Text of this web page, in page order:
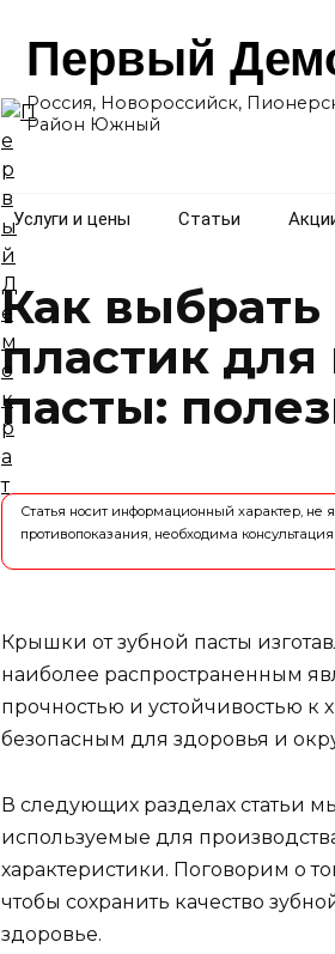
Первый
Россия, Новороссийск,
Район Южный
Услуги и цены Статьи
Как
пластик
пасты:
Статья носит информационный характер,
противопоказания, необходима
Крышки от зубной пасты
наиболее распространенным
прочностью и устойчивостью к
безопасным для здоровья и
В следующих разделах статьи
используемые для
характеристики. Поговорим о
чтобы сохранить качество
здоровье.